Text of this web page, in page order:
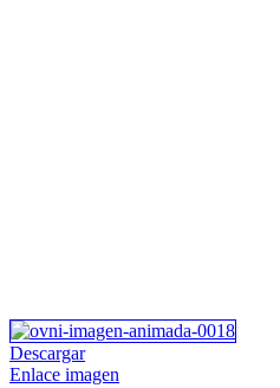
Descargar
Enlace imagen